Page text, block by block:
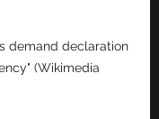
demand declaration
(Wikimedia